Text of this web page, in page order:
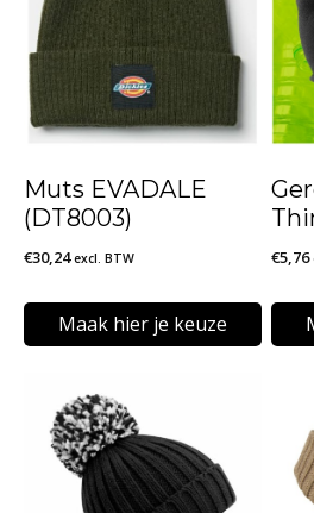
Muts EVADALE
(DT8003)
€30,24 excl. BTW
Maak hier je keuze
product
heeft
meerdere
€5,76